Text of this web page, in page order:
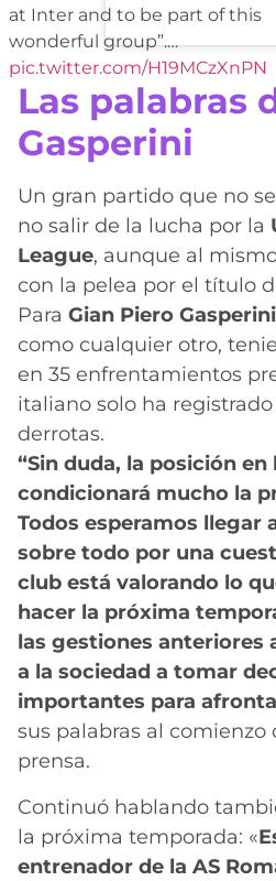
at Inter and to be part of this
wonderful group”.…
pic.twitter.com/H19MCzXnPN
Las palabras
Gasperini
Un gran partido que no
no salir de la lucha por la
League, aunque al
con la pelea por el título
Para Gian Piero Gasperini
como cualquier otro,
en 35 enfrentamientos
italiano solo ha registrado
derrotas.
“Sin duda, la posición
condicionará mucho la
Todos esperamos llegar
sobre todo por una
club está valorando lo
hacer la próxima
las gestiones anteriores
a la sociedad a tomar
importantes para
sus palabras al comienzo
prensa.
Continuó hablando
la próxima temporada: «
entrenador de la AS